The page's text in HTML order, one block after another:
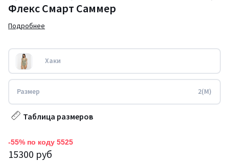
Флекс Смарт Саммер
Подробнее
Хаки
Размер 2(M)
Таблица размеров
-55% по коду 5525
15300 руб